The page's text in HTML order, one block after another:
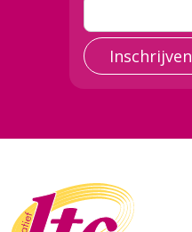
Inschrijven